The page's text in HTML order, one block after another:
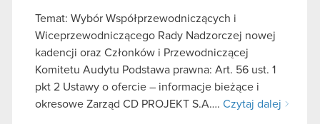
Temat: Wybór Współprzewodniczących i
Wiceprzewodniczącego Rady Nadzorczej nowej
kadencji oraz Członków i Przewodniczącej
Komitetu Audytu Podstawa prawna: Art. 56 ust. 1
pkt 2 Ustawy o ofercie – informacje bieżące i
okresowe Zarząd CD PROJEKT S.A…. Czytaj dalej